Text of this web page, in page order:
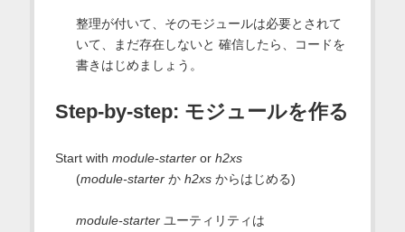
整理が付いて、そのモジュールは必要とされて
いて、まだ存在しないと 確信したら、コードを
書きはじめましょう。
Step-by-step: モジュールを作る
Start with module-starteror h2xs
(module-starterか h2xsからはじめる)
module-starterユーティリティは